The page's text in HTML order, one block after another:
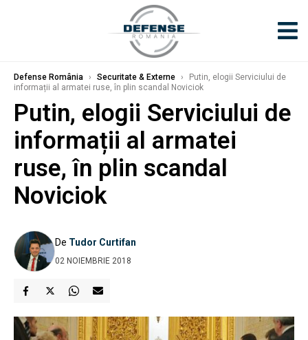
Defense România › Securitate & Externe ›
Putin, elogii Serviciului de
informații al armatei ruse, în plin scandal Noviciok
Putin, elogii Serviciului de
informații al armatei
ruse, în plin scandal
Noviciok
De Tudor Curtifan
02 NOIEMBRIE 2018